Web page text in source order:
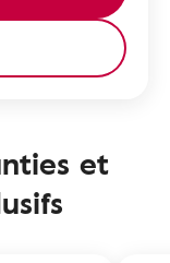
et